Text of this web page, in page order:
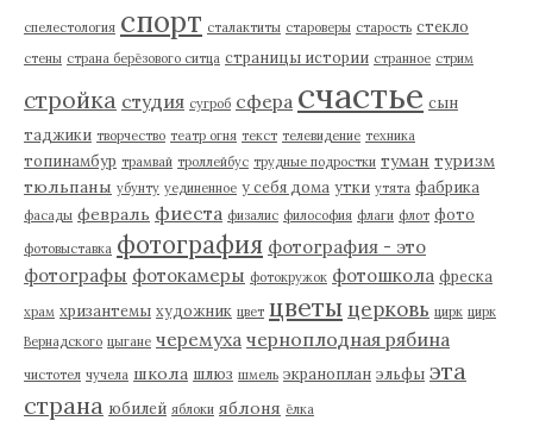
спелестология спорт сталактиты староверы старость стекло
стены страна берёзового ситца страницы истории странное стрим
стройка студия сугроб сфера счастье сын
таджики творчество театр огня текст телевидение техника
топинамбур трамвай троллейбус трудные подростки туман туризм
тюльпаны убунту уединенное у себя дома утки утята фабрика
фасады февраль фиеста физалис философия флаги флот фото
фотовыставка фотография фотография - это
фотографы фотокамеры фотокружок фотошкола фреска
храм хризантемы художник цвет цветы церковь цирк цирк
Вернадского цыгане черемуха черноплодная рябина
чистотел чучела школа шлюз шмель экраноплан эльфы эта
страна юбилей яблоки яблоня ёлка